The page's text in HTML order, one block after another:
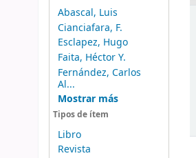
Abascal, Luis
Cianciafara, F.
Esclapez, Hugo
Faita, Héctor Y.
Fernández, Carlos
Al...
Mostrar más
Tipos de ítem
Libro
Revista